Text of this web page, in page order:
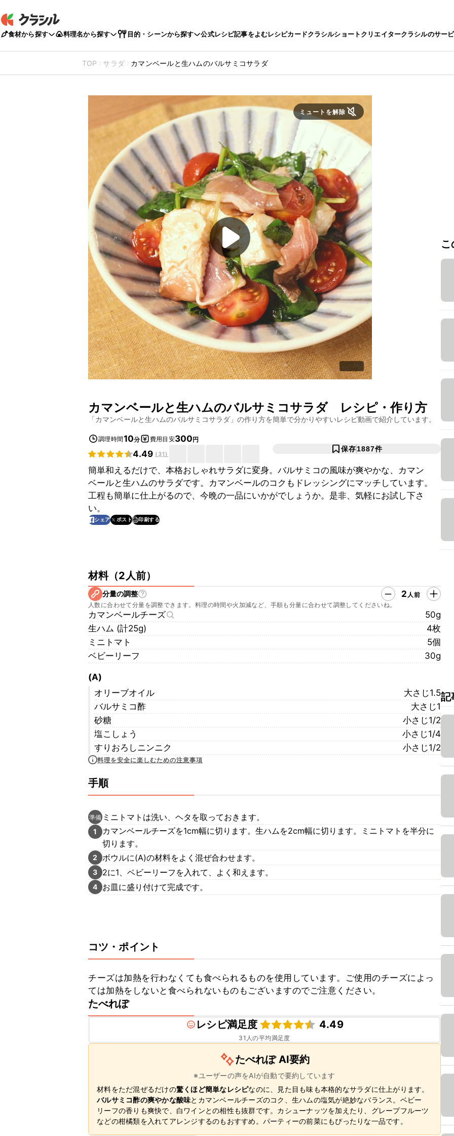
食材から探す 料理名から探す 目的・シーンから探す 公式レシピ記事をよむレシピカードクラシルショートクリエイタークラシルのサー
TOP サラダ カマンベールと生ハムのバルサミコサラダ
ミュートを解除
カマンベールと生ハムのバルサミコサラダレシピ・作り方
「カマンベールと生ハムのバルサミコサラダ 」の作り方を簡単で分かりやすいレシピ動画で紹介しています。
調理時間10分 費用目安300円
4.49 ( 31)
保存1887件
簡単和えるだけで、本格おしゃれサラダに変身。バルサミコの風味が爽やかな、カマン
ベールと生ハムのサラダです。カマンベールのコクもドレッシングにマッチしています。
工程も簡単に仕上がるので、今晩の一品にいかがでしょうか。是非、気軽にお試し下さ
い。
シェア ポスト 印刷する
材料（2人前）
分量の調整 2 人前
人数に合わせて分量を調整できます。料理の時間や火加減など、手順も分量に合わせて調整してくださいね。
カマンベールチーズ
50g
生ハム (計25g)
4枚
ミニトマト
5個
ベビーリーフ
30g
(A)
オリーブオイル
大さじ1.5
バルサミコ酢
大さじ1
砂糖
小さじ1/2
塩こしょう
小さじ1/4
すりおろしニンニク
小さじ1/2
料理を安全に楽しむための注意事項
手順
準備 ミニトマトは洗い、ヘタを取っておきます。
1
カマンベールチーズを1cm幅に切ります。生ハムを2cm幅に切ります。ミニトマトを半分に
切ります。
2 ボウルに(A)の材料をよく混ぜ合わせます。
3 2に1、ベビーリーフを入れて、よく和えます。
4 お皿に盛り付けて完成です。
コツ・ポイント
チーズは加熱を行わなくても食べられるものを使用しています。ご使用のチーズによっ
ては加熱をしないと食べられないものもございますのでご注意ください。
たべれぽ
レシピ満足度
4.49
31 人の平均満足度
たべれぽ AI要約
※ユーザーの声をAIが自動で要約しています
材料をただ混ぜるだけの驚くほど簡単なレシピなのに、見た目も味も本格的なサラダに仕上がります。
バルサミコ酢の爽やかな酸味とカマンベールチーズのコク、生ハムの塩気が絶妙なバランス。ベビー
リーフの香りも爽快で、白ワインとの相性も抜群です。カシューナッツを加えたり、グレープフルーツ
などの柑橘類を入れてアレンジするのもおすすめ。パーティーの前菜にもぴったりな一品です。
記